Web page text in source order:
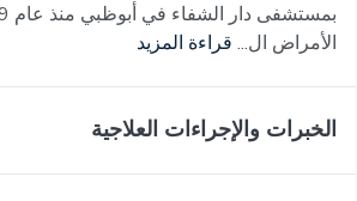
الأمراض ال... قراءة المزيد
الخبرات والإجراءات العلاجية